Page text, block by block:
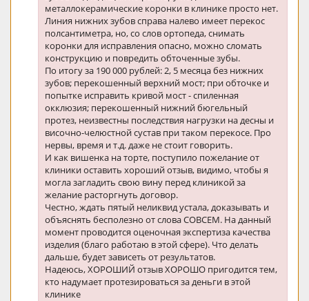
металлокерамические коронки в клинике просто нет.
Линия нижних зубов справа налево имеет перекос
полсантиметра, но, со слов ортопеда, снимать
коронки для исправления опасно, можно сломать
конструкцию и повредить обточенные зубы.
По итогу за 190 000 рублей: 2, 5 месяца без нижних
зубов; перекошенный верхний мост; при обточке и
попытке исправить кривой мост - спиленная
окклюзия; перекошенный нижний бюгельный
протез, неизвестны последствия нагрузки на десны и
височно-челюстной сустав при таком перекосе. Про
нервы, время и т.д. даже не стоит говорить.
И как вишенка на торте, поступило пожелание от
клиники оставить хороший отзыв, видимо, чтобы я
могла загладить свою вину перед клиникой за
желание расторгнуть договор.
Честно, ждать пятый неликвид устала, доказывать и
объяснять бесполезно от слова СОВСЕМ. На данный
момент проводится оценочная экспертиза качества
изделия (благо работаю в этой сфере). Что делать
дальше, будет зависеть от результатов.
Надеюсь, ХОРОШИЙ отзыв ХОРОШО пригодится тем,
кто надумает протезироваться за деньги в этой
клинике